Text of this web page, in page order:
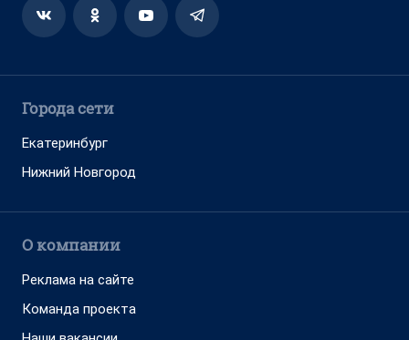
Города сети
Екатеринбург
Нижний Новгород
О компании
Реклама на сайте
Команда проекта